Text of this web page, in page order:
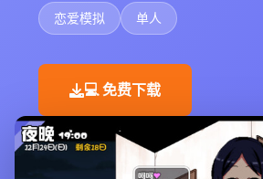
恋爱模拟 单人
💻 免费下载